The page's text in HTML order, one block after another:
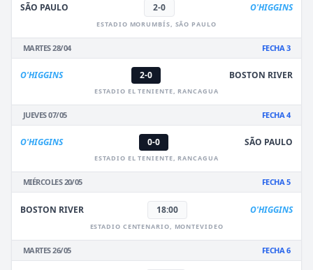
SÃO PAULO 2-0 O'HIGGINS
ESTADIO MORUMBÍS, SÃO PAULO
MARTES 28/04 FECHA 3
O'HIGGINS 2-0 BOSTON RIVER
ESTADIO EL TENIENTE, RANCAGUA
JUEVES 07/05 FECHA 4
O'HIGGINS 0-0 SÃO PAULO
ESTADIO EL TENIENTE, RANCAGUA
MIÉRCOLES 20/05 FECHA 5
BOSTON RIVER 18:00 O'HIGGINS
ESTADIO CENTENARIO, MONTEVIDEO
MARTES 26/05 FECHA 6